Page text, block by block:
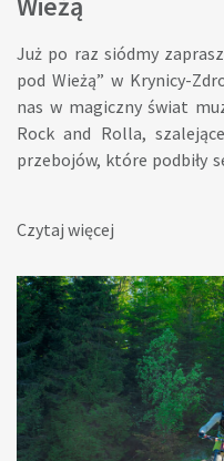
Już po raz siódmy
pod Wieżą” w Krynicy-
nas w magiczny świat
Rock and Rolla,
przebojów, które podbiły
Roll Band. Prawdziwą
działalności!
symfoniczna Silezian
Walacha, wspierana
Oprawą muzyczną jak
całość poprowadzi
największe przeboje lat
Chłopiec z gitarą, Dziwny
Czytaj więcej